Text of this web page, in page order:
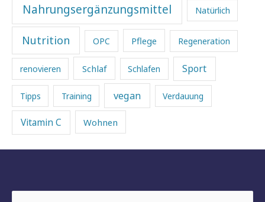
Nahrungsergänzungsmittel Natürlich
Nutrition OPC Pflege Regeneration
renovieren Schlaf Schlafen Sport
Tipps Training vegan Verdauung
Vitamin C Wohnen